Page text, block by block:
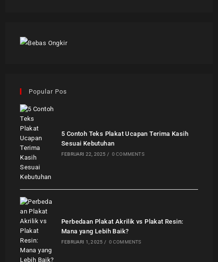
Popular Pos
5 Contoh Teks Plakat Ucapan Terima Kasih
Sesuai Kebutuhan
FEBRUARI 22, 2025 / 0 COMMENTS
Perbedaan Plakat Akrilik vs Plakat Resin:
Mana yang Lebih Baik?
FEBRUARI 1, 2025 / 0 COMMENTS